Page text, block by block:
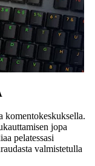
komentokeskuksella.
jopa
pelatessasi
valmistetulla